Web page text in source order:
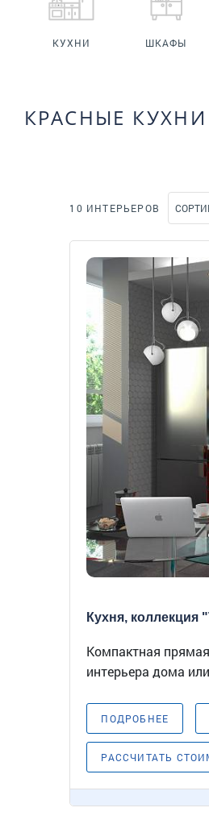
КУХНИ ШКАФЫ
КРАСНЫЕ КУХНИ
10 ИНТЕРЬЕРОВ
Кухня, коллекция
Компактная
интерьера дома
ПОДРОБНЕЕ
РАССЧИТАТЬ